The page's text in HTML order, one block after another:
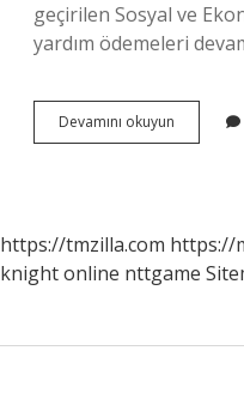
geçirilen Sosyal ve
yardım ödemeleri
Devamını okuyun Başvuru
Süreci
Gelir
https://tmzilla.com https://
knight online nttgame